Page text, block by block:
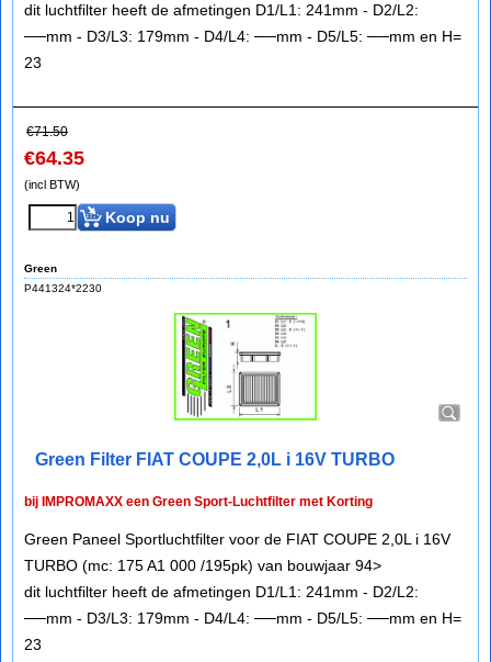
dit luchtfilter heeft de afmetingen D1/L1: 241mm - D2/L2:
──mm - D3/L3: 179mm - D4/L4: ──mm - D5/L5: ──mm en H=
23
€71.50
€64.35
(incl BTW)
Koop nu
Green
P441324*2230
Green Filter FIAT COUPE 2,0L i 16V TURBO
bij IMPROMAXX een Green Sport-Luchtfilter met Korting
Green Paneel Sportluchtfilter voor de FIAT COUPE 2,0L i 16V
TURBO (mc: 175 A1 000 /195pk) van bouwjaar 94>
dit luchtfilter heeft de afmetingen D1/L1: 241mm - D2/L2:
──mm - D3/L3: 179mm - D4/L4: ──mm - D5/L5: ──mm en H=
23